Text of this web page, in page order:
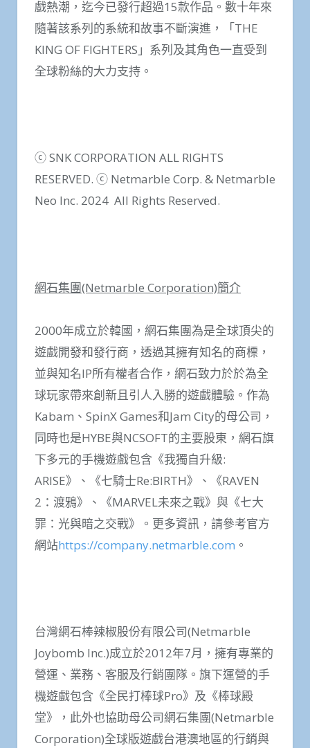
戲熱潮，迄今已發行超過15款作品。數十年來
隨著該系列的系統和故事不斷演進，「THE
KING OF FIGHTERS」系列及其角色一直受到
全球粉絲的大力支持。
ⓒ SNK CORPORATION ALL RIGHTS
RESERVED. ⓒ Netmarble Corp. & Netmarble
Neo Inc. 2024 All Rights Reserved.
網石集團(Netmarble Corporation)簡介
2000年成立於韓國，網石集團為是全球頂尖的
遊戲開發和發行商，透過其擁有知名的商標，
並與知名IP所有權者合作，網石致力於於為全
球玩家帶來創新且引人入勝的遊戲體驗。作為
Kabam、SpinX Games和Jam City的母公司，
同時也是HYBE與NCSOFT的主要股東，網石旗
下多元的手機遊戲包含《我獨自升級:
ARISE》、《七騎士Re:BIRTH》、《RAVEN
2：渡鴉》、《MARVEL未來之戰》與《七大
罪：光與暗之交戰》。更多資訊，請參考官方
網站https://company.netmarble.com 。
台灣網石棒辣椒股份有限公司(Netmarble
Joybomb Inc.)成立於2012年7月，擁有專業的
營運、業務、客服及行銷團隊。旗下運營的手
機遊戲包含《全民打棒球Pro》及《棒球殿
堂》，此外也協助母公司網石集團(Netmarble
Corporation)全球版遊戲台港澳地區的行銷與